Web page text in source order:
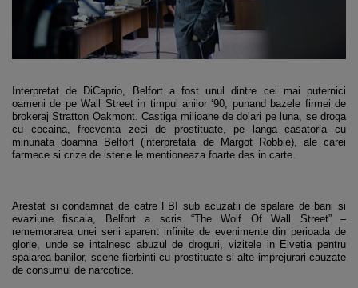
Interpretat de DiCaprio, Belfort a fost unul dintre cei mai puternici
oameni de pe Wall Street in timpul anilor ‘90, punand bazele firmei de
brokeraj Stratton Oakmont. Castiga milioane de dolari pe luna, se droga
cu cocaina, frecventa zeci de prostituate, pe langa casatoria cu
minunata doamna Belfort (interpretata de Margot Robbie), ale carei
farmece si crize de isterie le mentioneaza foarte des in carte.
Arestat si condamnat de catre FBI sub acuzatii de spalare de bani si
evaziune fiscala, Belfort a scris “The Wolf Of Wall Street” –
rememorarea unei serii aparent infinite de evenimente din perioada de
glorie, unde se intalnesc abuzul de droguri, vizitele in Elvetia pentru
spalarea banilor, scene fierbinti cu prostituate si alte imprejurari cauzate
de consumul de narcotice.